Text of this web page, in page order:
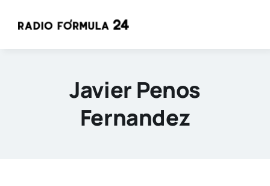
Javier Penos
Fernandez